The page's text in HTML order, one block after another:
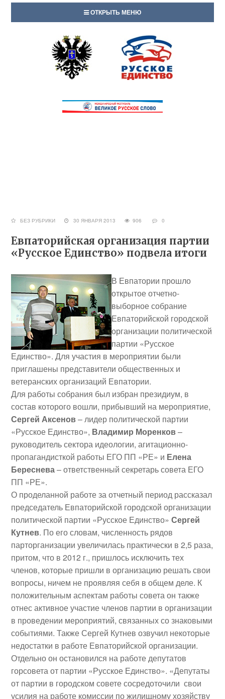
ОТКРЫТЬ МЕНЮ
БЕЗ РУБРИКИ 30 ЯНВАРЯ 2013 906 0
Евпаторийская организация партии
«Русское Единство» подвела итоги
В Евпатории прошло
открытое отчетно-
выборное собрание
Евпаторийской городской
организации политической
партии «Русское
Единство». Для участия в мероприятии были
приглашены представители общественных и
ветеранских организаций Евпатории.
Для работы собрания был избран президиум, в
состав которого вошли, прибывший на мероприятие,
Сергей Аксенов– лидер политической партии
«Русское Единство», Владимир Моренков–
руководитель сектора идеологии, агитационно-
пропагандисткой работы ЕГО ПП «РЕ» и Елена
Береснева– ответственный секретарь совета ЕГО
ПП «РЕ».
О проделанной работе за отчетный период рассказал
председатель Евпаторийской городской организации
политической партии «Русское Единство»Сергей
Кутнев. По его словам, численность рядов
парторганизации увеличилась практически в 2,5 раза,
притом, что в 2012 г., пришлось исключить тех
членов, которые пришли в организацию решать свои
вопросы, ничем не проявляя себя в общем деле. К
положительным аспектам работы совета он также
отнес активное участие членов партии в организации
в проведении мероприятий, связанных со знаковыми
событиями. Также Сергей Кутнев озвучил некоторые
недостатки в работе Евпаторийской организации.
Отдельно он остановился на работе депутатов
горсовета от партии «Русское Единство». «Депутаты
от партии в городском совете сосредоточили свои
усилия на работе комиссии по жилищному хозяйству